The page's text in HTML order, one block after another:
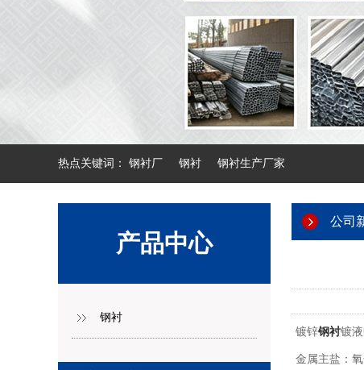
热点关键词： 钢衬厂 钢衬 钢衬生产厂家
产品中心
钢衬
公司
镀锌钢衬镀
金属主盐：